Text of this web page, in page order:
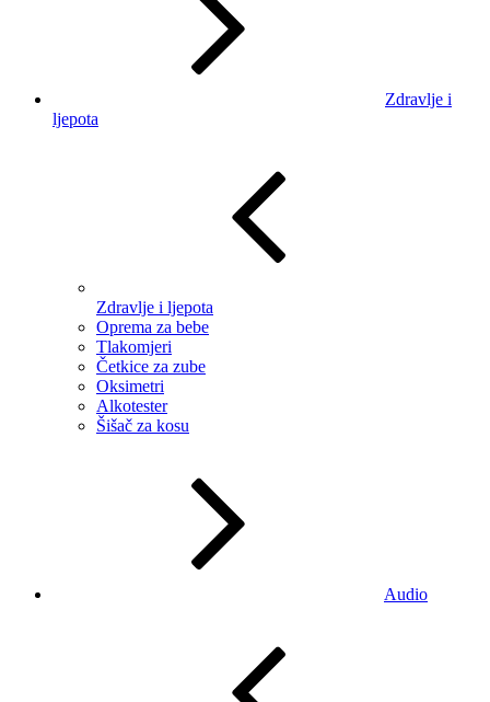
Zdravlje i
ljepota
Zdravlje i ljepota
Oprema za bebe
Tlakomjeri
Četkice za zube
Oksimetri
Alkotester
Šišač za kosu
Audio